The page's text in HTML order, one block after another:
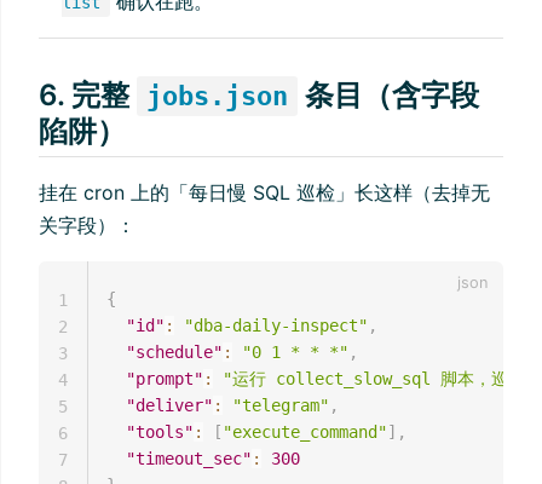
6. 完整 jobs.json 条目（含字段
陷阱）
挂在 cron 上的「每日慢 SQL 巡检」长这样（去掉无
关字段）：
{
"id" : "dba-daily-inspect" ,
"schedule" : "0 1 * * *" ,
"prompt" :
"运行 collect_slow_sql 脚本，巡检最
"deliver" : "telegram" ,
"tools" : [ "execute_command"] ,
"timeout_sec" :
300
1
2
3
4
5
6
7